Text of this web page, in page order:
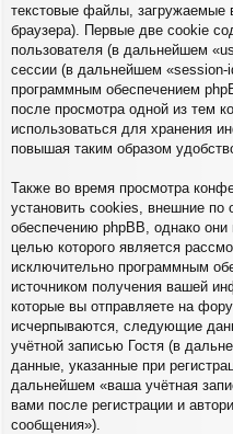
текстовые файлы, загружаемые
браузера). Первые две cookie
пользователя (в дальнейшем
сессии (в дальнейшем «session-
программным обеспечением
после просмотра одной из тем
использоваться для хранения
повышая таким образом
Также во время просмотра
установить cookies, внешние
обеспечению phpBB, однако они
целью которого является
исключительно программным
источником получения вашей
которые вы отправляете на
исчерпываются, следующие
учётной записью Гостя (в
данные, указанные при
дальнейшем «ваша учётная
вами после регистрации и
сообщения»).